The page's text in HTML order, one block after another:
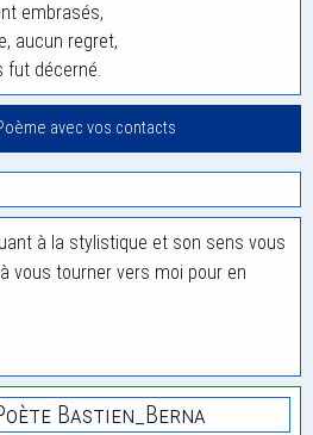
embrasés,
aucun regret,
fut décerné.
avec vos contacts
à la stylistique et son sens vous
vous tourner vers moi pour en
Bastien_Berna